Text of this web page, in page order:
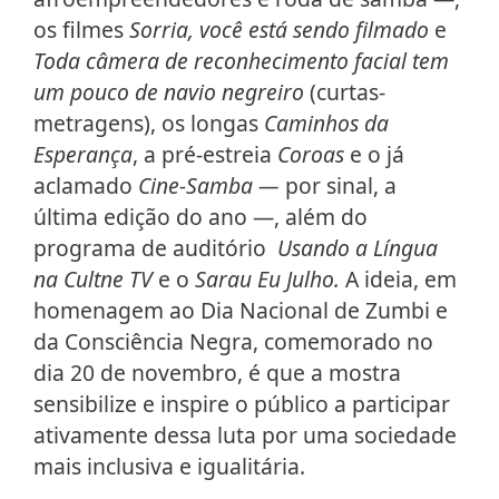
os filmesSorria, você está sendo filmado e
Toda câmera de reconhecimento facial tem
um pouco de navio negreiro (curtas-
metragens), os longas Caminhos da
Esperança, a pré-estreia Coroas e o já
aclamado Cine-Samba — por sinal, a
última edição do ano —, além do
programa de auditório Usando a Língua
na Cultne TVe o Sarau Eu Julho. A ideia, em
homenagem ao Dia Nacional de Zumbi e
da Consciência Negra, comemorado no
dia 20 de novembro, é que a mostra
sensibilize e inspire o público a participar
ativamente dessa luta por uma sociedade
mais inclusiva e igualitária.